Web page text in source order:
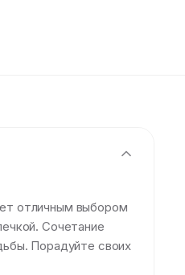
отличным выбором
Сочетание
Порадуйте своих